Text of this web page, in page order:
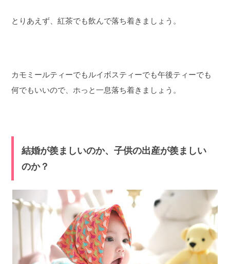
とりあえず、紅茶でも飲んで落ち着きましょう。
カモミールティーでもルイボスティーでも午後ティーでも
何でもいいので、ホっと一息落ち着きましょう。
結婚が羨ましいのか、子供の出産が羨ましい
のか？